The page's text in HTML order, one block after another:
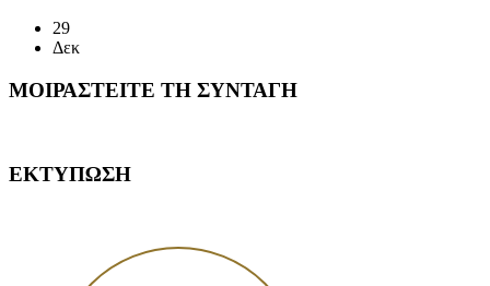
29
Δεκ
ΜΟΙΡΑΣΤΕΙΤΕ ΤΗ ΣΥΝΤΑΓΗ
ΕΚΤΥΠΩΣΗ